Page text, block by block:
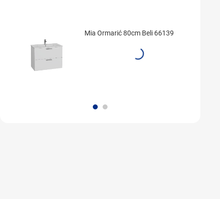
Mia Ormarić 80cm Beli 66139